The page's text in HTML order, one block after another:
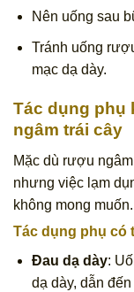
Nên uống sau
Tránh uống
mạc dạ dày.
Tác dụng phụ
ngâm trái cây
Mặc dù rượu
nhưng việc lạm
không mong
Tác dụng phụ có
Đau dạ dày:
dạ dày, dẫn